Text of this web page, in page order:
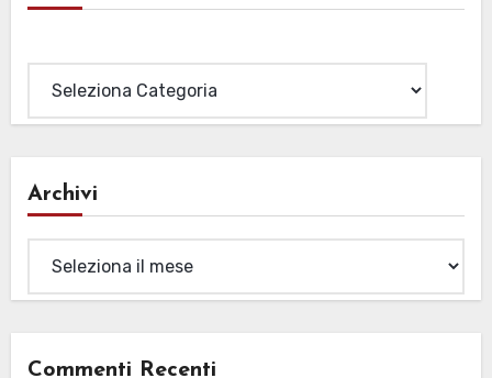
Archivi
Commenti Recenti